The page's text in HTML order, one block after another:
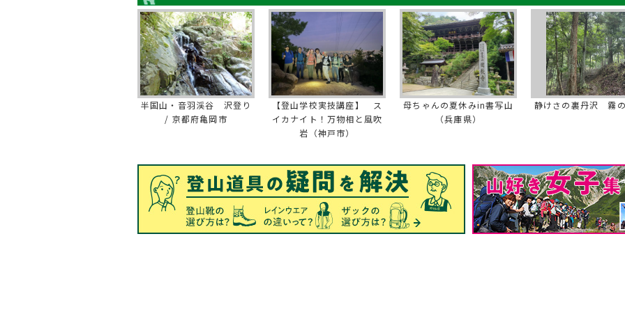
半国山・音羽渓谷 沢登り
/ 京都府亀岡市
【登山学校実技講座】 ス
イカナイト！万物相と風吹
岩（神戸市）
母ちゃんの夏休みin書写山
（兵庫県）
静けさの裏丹沢 霧